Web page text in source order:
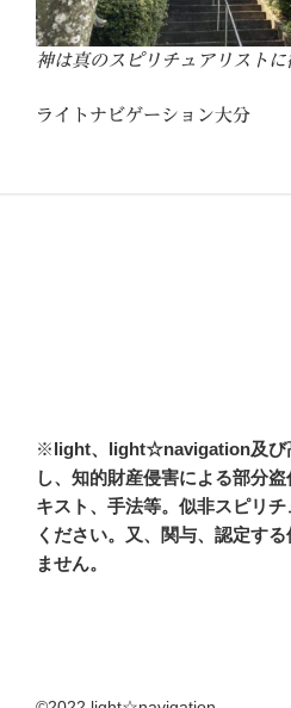
神は真のスピリチュアリスト
ライトナビゲーション大分
※light、light☆navigation及び
し、知的財産侵害による部分
キスト、手法等。似非スピリ
ください。又、関与、認定す
ません。